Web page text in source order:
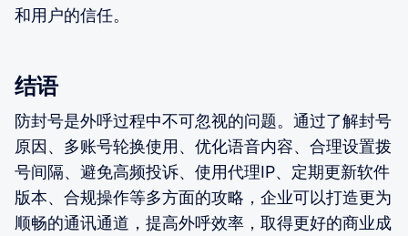
和用户的信任。
结语
防封号是外呼过程中不可忽视的问题。通过了解封号
原因、多账号轮换使用、优化语音内容、合理设置拨
号间隔、避免高频投诉、使用代理IP、定期更新软件
版本、合规操作等多方面的攻略，企业可以打造更为
顺畅的通讯通道，提高外呼效率，取得更好的商业成